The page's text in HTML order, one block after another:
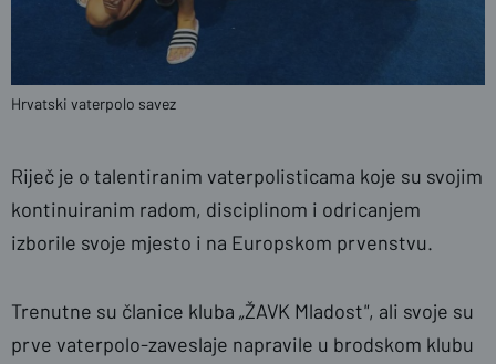
Hrvatski vaterpolo savez
Riječ je o talentiranim vaterpolisticama koje su svojim
kontinuiranim radom, disciplinom i odricanjem
izborile svoje mjesto i na Europskom prvenstvu.
Trenutne su članice kluba „ŽAVK Mladost", ali svoje su
prve vaterpolo-zaveslaje napravile u brodskom klubu